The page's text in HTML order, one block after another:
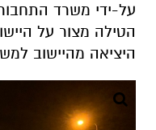
על-ידי משרד
הטילה מצור על
היציאה מהיישוב למשך כ – 45 דקות